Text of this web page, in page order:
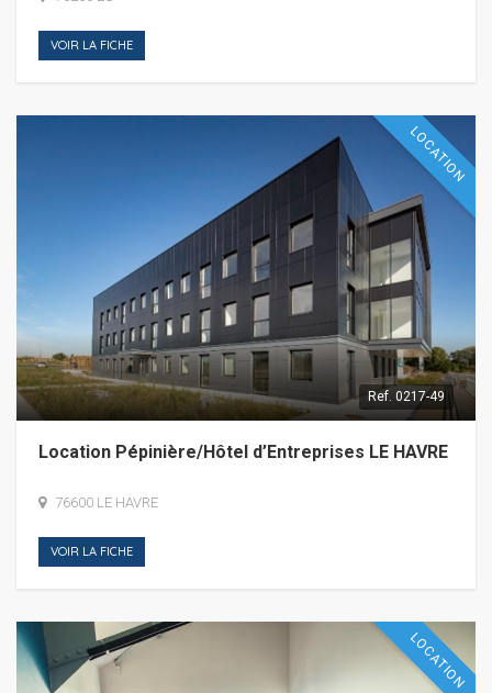
VOIR LA FICHE
LOCATION
Ref. 0217-49
Location Pépinière/Hôtel d’Entreprises LE HAVRE
76600 LE HAVRE
VOIR LA FICHE
LOCATION